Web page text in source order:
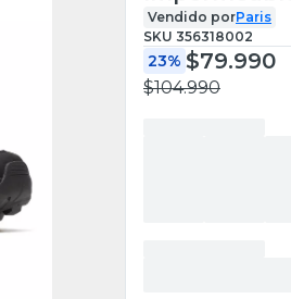
Ltr M
Vendido porParis
SKU 356318002
23% $79.990
$104.990